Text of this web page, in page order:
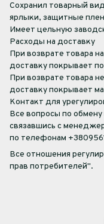
Сохранил товарный
ярлыки, защитные
Имеет цельную
Расходы на доставку
При возврате товара
доставку покрывает
При возврате товара
доставку покрывает
Контакт для
Все вопросы по
связавшись с
по телефонам
Все отношения
прав потребителей".